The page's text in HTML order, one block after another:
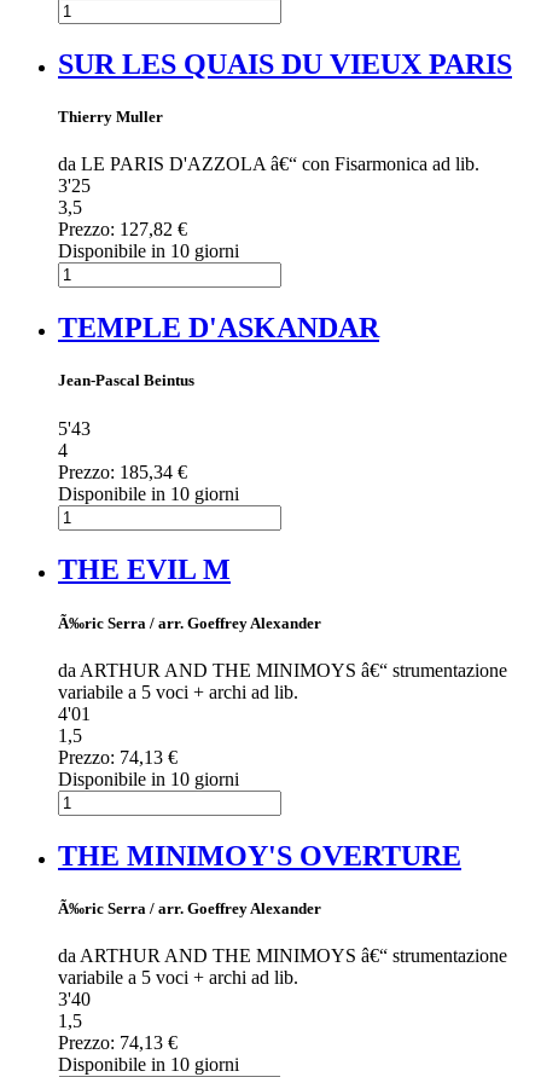
SUR LES QUAIS DU VIEUX PARIS
Thierry Muller
da LE PARIS D'AZZOLA â€“ con Fisarmonica ad lib.
3'25
3,5
Prezzo: 127,82 €
Disponibile in 10 giorni
TEMPLE D'ASKANDAR
Jean-Pascal Beintus
5'43
4
Prezzo: 185,34 €
Disponibile in 10 giorni
THE EVIL M
Ã‰ric Serra / arr. Goeffrey Alexander
da ARTHUR AND THE MINIMOYS â€“ strumentazione
variabile a 5 voci + archi ad lib.
4'01
1,5
Prezzo: 74,13 €
Disponibile in 10 giorni
THE MINIMOY'S OVERTURE
Ã‰ric Serra / arr. Goeffrey Alexander
da ARTHUR AND THE MINIMOYS â€“ strumentazione
variabile a 5 voci + archi ad lib.
3'40
1,5
Prezzo: 74,13 €
Disponibile in 10 giorni